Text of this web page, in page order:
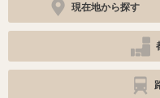
現在地から探す